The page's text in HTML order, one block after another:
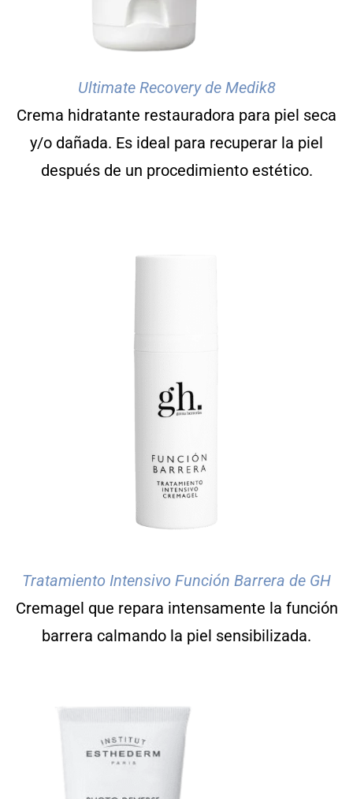
Ultimate Recovery de Medik8
Crema hidratante restauradora para piel seca
y/o dañada. Es ideal para recuperar la piel
después de un procedimiento estético.
Tratamiento Intensivo Función Barrera de GH
Cremagel que repara intensamente la función
barrera calmando la piel sensibilizada.